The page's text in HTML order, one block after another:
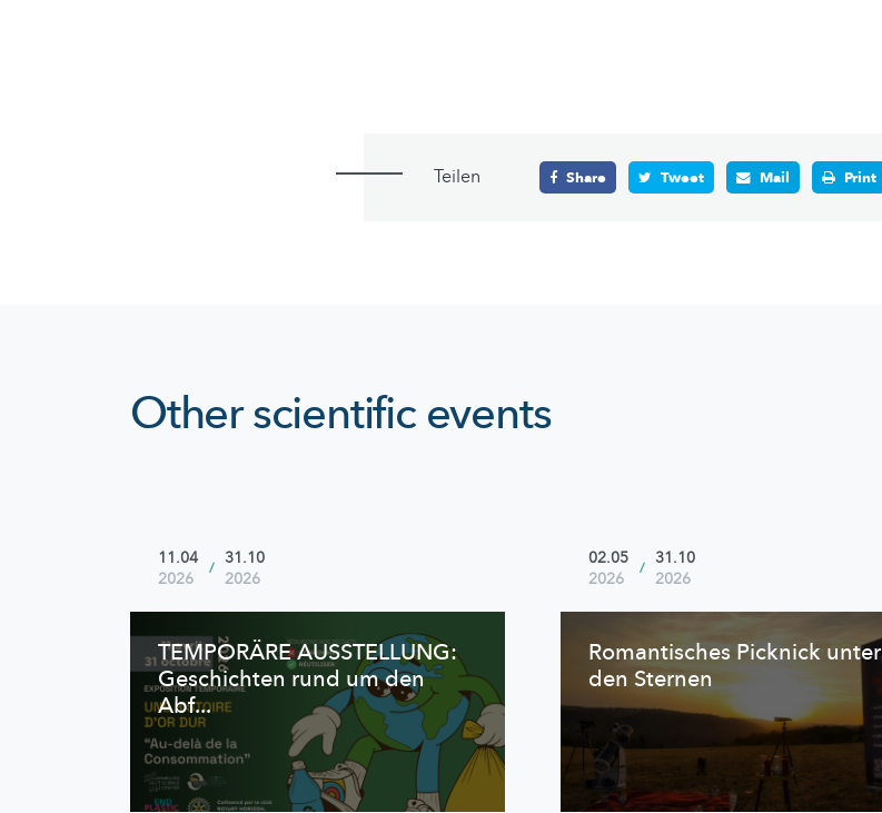
Teilen Share Tweet Mail Print
Other scientific events
11.04
2026
/
31.10
2026
TEMPORÄRE AUSSTELLUNG:
Geschichten rund um den
Abf...
02.05
2026
/
31.10
2026
Romantisches Picknick unter
den Sternen